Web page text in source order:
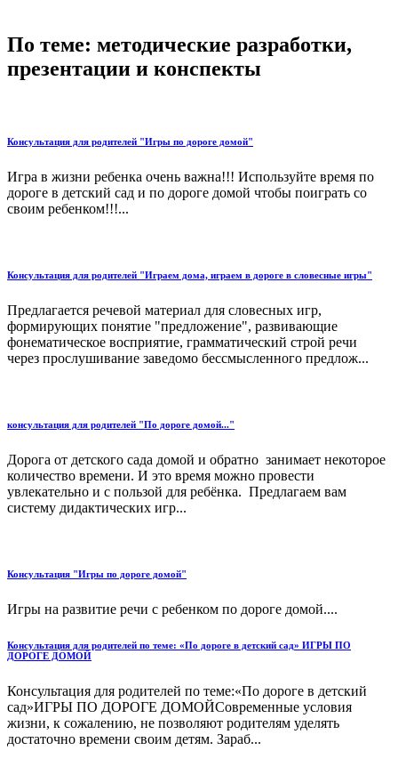
По теме: методические разработки,
презентации и конспекты
Консультация для родителей "Игры по дороге домой"
Игра в жизни ребенка очень важна!!! Используйте время по
дороге в детский сад и по дороге домой чтобы поиграть со
своим ребенком!!!...
Консультация для родителей "Играем дома, играем в дороге в словесные игры"
Предлагается речевой материал для словесных игр,
формирующих понятие "предложение", развивающие
фонематическое восприятие, грамматический строй речи
через прослушивание заведомо бессмысленного предлож...
консультация для родителей "По дороге домой..."
Дорога от детского сада домой и обратно занимает некоторое
количество времени. И это время можно провести
увлекательно и с пользой для ребёнка. Предлагаем вам
систему дидактических игр...
Консультация "Игры по дороге домой"
Игры на развитие речи с ребенком по дороге домой....
Консультация для родителей по теме: «По дороге в детский сад» ИГРЫ ПО
ДОРОГЕ ДОМОЙ
Консультация для родителей по теме:«По дороге в детский
сад»ИГРЫ ПО ДОРОГЕ ДОМОЙСовременные условия
жизни, к сожалению, не позволяют родителям уделять
достаточно времени своим детям. Зараб...